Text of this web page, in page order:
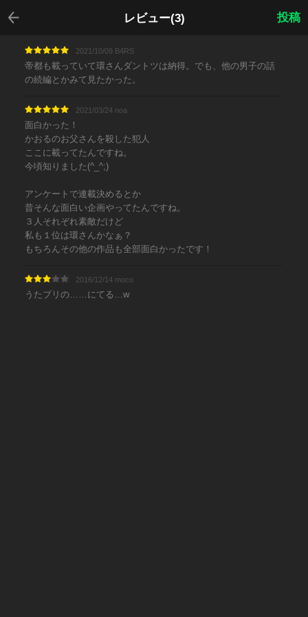
レビュー(3)
戻る
投稿
2021/10/09 B4RS
帝都も載っていて環さんダントツは納得。でも、他の男子の話
の続編とかみて見たかった。
2021/03/24 noa
面白かった！
かおるのお父さんを殺した犯人
ここに載ってたんですね。
今頃知りました(^_^;)
アンケートで連載決めるとか
昔そんな面白い企画やってたんですね。
３人それぞれ素敵だけど
私も１位は環さんかなぁ？
もちろんその他の作品も全部面白かったです！
2016/12/14 moco
うたプリの……にてる…w